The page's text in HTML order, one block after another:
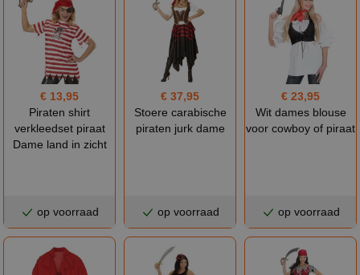
€ 13,95
Piraten shirt
verkleedset piraat
Dame land in zicht
op voorraad
€ 37,95
Stoere carabische
piraten jurk dame
op voorraad
€ 23,95
Wit dames blouse
voor cowboy of piraat
op voorraad